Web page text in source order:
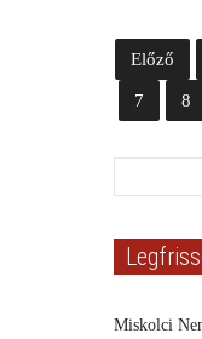
Előző
7 8
Miskolci